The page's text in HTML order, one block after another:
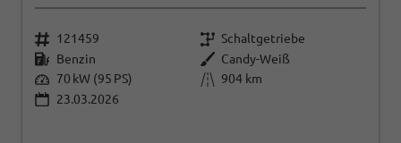
121459
Schaltgetriebe
Benzin
Candy-Weiß
70 kW (95 PS)
904 km
23.03.2026